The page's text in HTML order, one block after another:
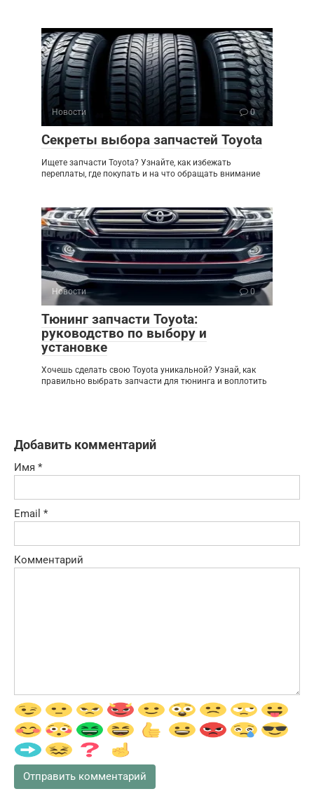
Новости 0
Секреты выбора запчастей Toyota
Ищете запчасти Toyota? Узнайте, как избежать
переплаты, где покупать и на что обращать внимание
Новости 0
Тюнинг запчасти Toyota:
руководство по выбору и
установке
Хочешь сделать свою Toyota уникальной? Узнай, как
правильно выбрать запчасти для тюнинга и воплотить
Добавить комментарий
Имя *
Email *
Комментарий